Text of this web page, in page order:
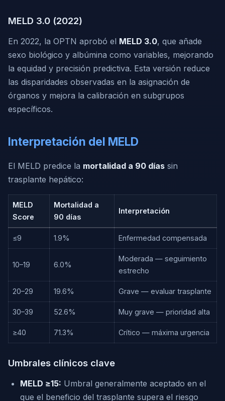
MELD 3.0 (2022)
En 2022, la OPTN aprobó el MELD 3.0, que añade
sexo biológico y albúmina como variables, mejorando
la equidad y precisión predictiva. Esta versión reduce
las disparidades observadas en la asignación de
órganos y mejora la calibración en subgrupos
específicos.
Interpretación del MELD
El MELD predice la mortalidad a 90 días sin
trasplante hepático:
MELD
Score
Mortalidad a
90 días
Interpretación
≤9 1.9% Enfermedad compensada
10–19 6.0%
Moderada — seguimiento
estrecho
20–29 19.6% Grave — evaluar trasplante
30–39 52.6% Muy grave — prioridad alta
≥40 71.3% Crítico — máxima urgencia
Umbrales clínicos clave
MELD ≥15: Umbral generalmente aceptado en el
que el beneficio del trasplante supera el riesgo